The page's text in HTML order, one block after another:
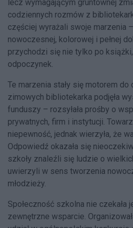
lecz wymagającym gruntownej
codziennych rozmów z
częściej wyrażali swoje marzenia
nowoczesnej, kolorowej i pełnej
przychodzi się nie tylko po
odpoczynek.
Te marzenia stały się motorem do
zimowych bibliotekarka podjęła
funduszy – rozsyłała prośby o
prywatnych, firm i instytucji.
niepewność, jednak wierzyła, że
Odpowiedź okazała się
szkoły znaleźli się ludzie o
uwierzyli w sens tworzenia
młodzieży.
Społeczność szkolna nie czekała
zewnętrzne wsparcie.